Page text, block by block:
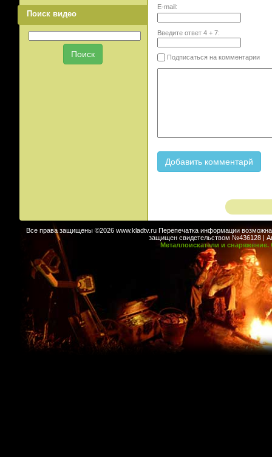
Поиск видео
E-mail:
Введите ответ 4+ 7:
Подписаться на комментарии
Все права защищены ©2026 www.kladtv.ru Перепечатка информации возможна
защищен свидетельством №436128 |
Металлоискатели и